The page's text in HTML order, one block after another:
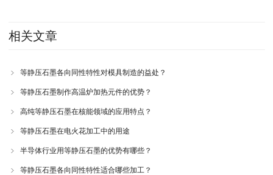
相关文章
等静压石墨各向同性特性对模具制造的益处？
等静压石墨制作高温炉加热元件的优势？
高纯等静压石墨在核能领域的应用特点？
等静压石墨在电火花加工中的用途
半导体行业用等静压石墨的优势有哪些？
等静压石墨各向同性特性适合哪些加工？